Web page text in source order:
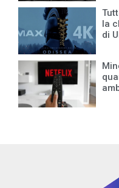
la
di